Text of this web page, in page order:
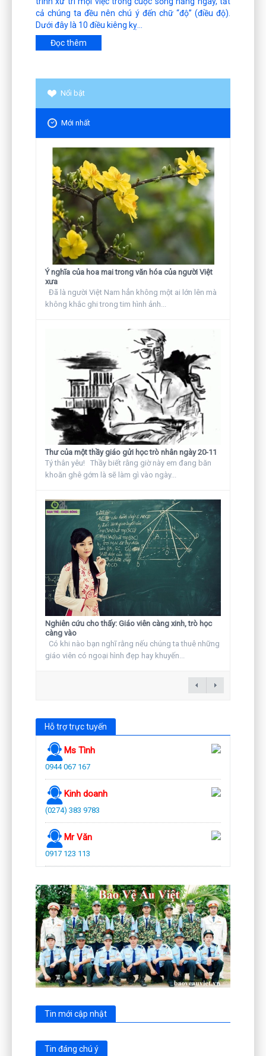
cả chúng ta đều nên chú ý đến chữ “độ” (điều độ).
Dưới đây là 10 điều kiêng kỵ...
Đọc thêm
Nổi bật
Mới nhất
Ý nghĩa của hoa mai trong văn hóa của người Việt
xưa
Đã là người Việt Nam hẳn không một ai lớn lên mà
không khắc ghi trong tim hình ảnh...
Thư của một thầy giáo gửi học trò nhân ngày 20-11
Tý thân yêu! Thầy biết rằng giờ này em đang băn
khoăn ghê gớm là sẽ làm gì vào ngày...
Nghiên cứu cho thấy: Giáo viên càng xinh, trò học
càng vào
Có khi nào bạn nghĩ rằng nếu chúng ta thuê những
giáo viên có ngoại hình đẹp hay khuyến...
Hỗ trợ trực tuyến
Ms Tình
0944 067 167
Kinh doanh
(0274) 383 9783
Mr Văn
0917 123 113
Tin mới cập nhật
Tin đáng chú ý